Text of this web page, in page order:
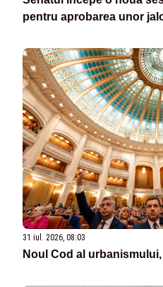
pentru aprobarea unor
31 iul. 2026, 08:03
Noul Cod al